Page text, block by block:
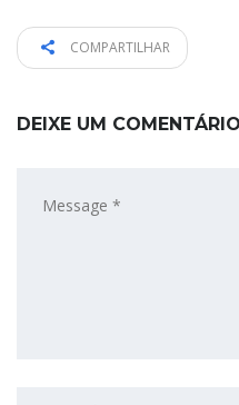
COMPARTILHAR
DEIXE UM COMENTÁRIO